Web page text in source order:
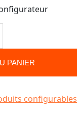
PANIER
configurables